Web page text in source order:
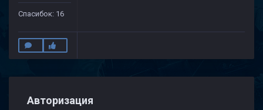
Спасибок: 16
Авторизация